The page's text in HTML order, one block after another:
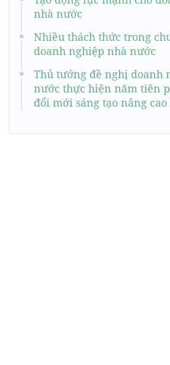
nhà nước
Nhiều thách thức trong
doanh nghiệp nhà nước
Thủ tướng đề nghị doanh
nước thực hiện năm tiên
đổi mới sáng tạo nâng